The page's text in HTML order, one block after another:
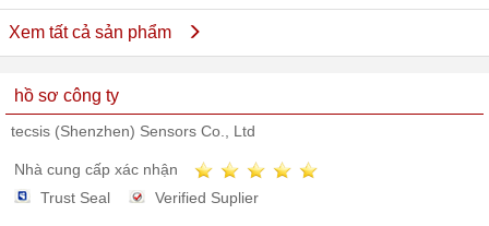
Xem tất cả sản phẩm
hồ sơ công ty
tecsis (Shenzhen) Sensors Co., Ltd
Nhà cung cấp xác nhận
Trust Seal
Verified Suplier